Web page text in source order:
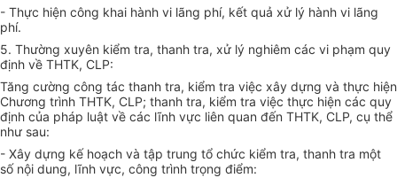
- Thực hiện công khai hành vi lãng phí, kết quả xử lý hành vi lãng
phí.
5. Thường xuyên kiểm tra, thanh tra, xử lý nghiêm các vi phạm quy
định về THTK, CLP:
Tăng cường công tác thanh tra, kiểm tra việc xây dựng và thực hiện
Chương trình THTK, CLP; thanh tra, kiểm tra việc thực hiện các quy
định của pháp luật về các lĩnh vực liên quan đến THTK, CLP, cụ thể
như sau:
- Xây dựng kế hoạch và tập trung tổ chức kiểm tra, thanh tra một
số nội dung, lĩnh vực, công trình trọng điểm: